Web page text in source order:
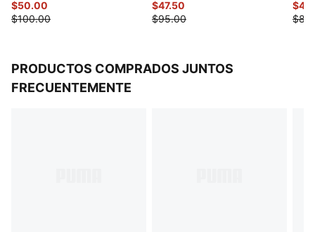
$50.00
$100.00
$47.50
$95.00
PRODUCTOS COMPRADOS JUNTOS
FRECUENTEMENTE